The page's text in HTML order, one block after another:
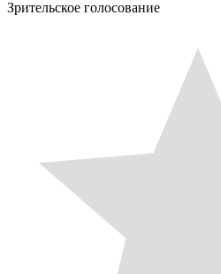
Зрительское голосование